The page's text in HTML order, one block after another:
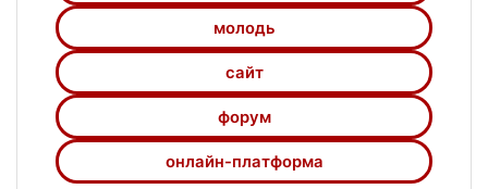
молодь
сайт
форум
онлайн-платформа